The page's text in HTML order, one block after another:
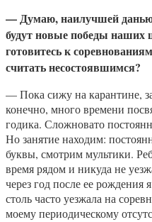
— Думаю, наилучшей данью
будут новые победы
готовитесь к
считать несостоявшимся?
— Пока сижу на карантине,
конечно, много времени
годика. Сложновато
Но занятие находим:
буквы, смотрим мультики.
время рядом и никуда не
через год после ее рождения
столь часто уезжала на
моему периодическому